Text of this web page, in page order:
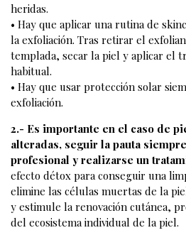
heridas.
• Hay que aplicar una rutina de
la exfoliación. Tras retirar el
templada, secar la piel y aplicar el
habitual.
• Hay que usar protección solar
exfoliación.
2.- Es importante en el caso de
alteradas, seguir la pauta
profesional y realizarse un
efecto détox para conseguir una
elimine las células muertas de la
y estimule la renovación cutánea,
del ecosistema individual de la piel.